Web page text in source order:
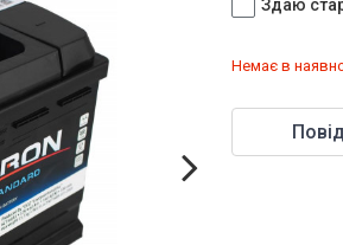
Здаю
Немає в